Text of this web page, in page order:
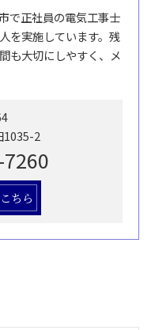
で正社員の電気工事士
を実施しています。残
も大切にしやすく、メ
1035-2
ちら